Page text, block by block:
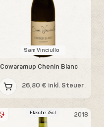
Sam Vinciullo
Cowaramup Chenin Blanc
26,80 € inkl. Steuer
2018
Flasche 75cl